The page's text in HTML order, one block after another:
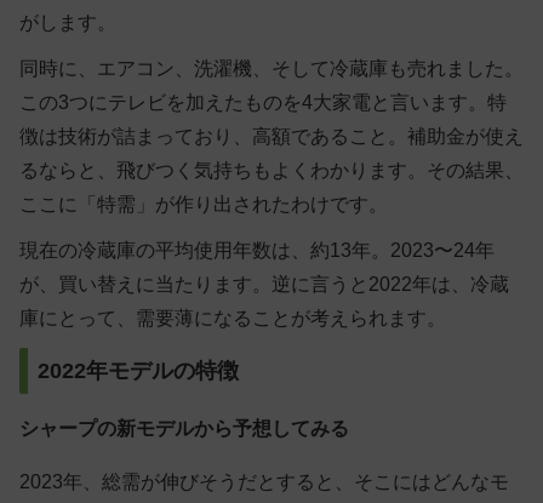
がします。
同時に、エアコン、洗濯機、そして冷蔵庫も売れました。
この3つにテレビを加えたものを4大家電と言います。特
徴は技術が詰まっており、高額であること。補助金が使え
るならと、飛びつく気持ちもよくわかります。その結果、
ここに「特需」が作り出されたわけです。
現在の冷蔵庫の平均使用年数は、約13年。2023〜24年
が、買い替えに当たります。逆に言うと2022年は、冷蔵
庫にとって、需要薄になることが考えられます。
2022年モデルの特徴
シャープの新モデルから予想してみる
2023年、総需が伸びそうだとすると、そこにはどんなモ